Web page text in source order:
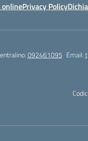
Privacy Policy
092461095 Email: